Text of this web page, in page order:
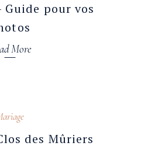
Guide pour vos
More
des Mûriers